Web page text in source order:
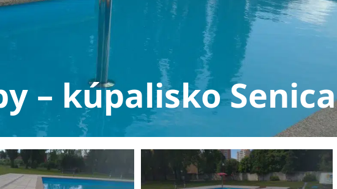
– kúpalisko Senica